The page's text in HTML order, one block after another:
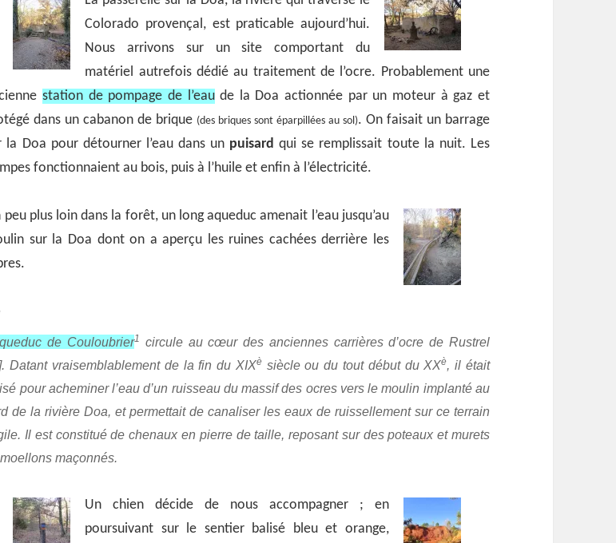
Colorado provençal, est praticable aujourd’hui.
Nous arrivons sur un site comportant du
matériel autrefois dédié au traitement de l’ocre. Probablement une
station de pompage de l’eaude la Doa actionnée par un moteur à gaz et
dans un cabanon de brique (des briques sont éparpillées au sol). On faisait un barrage
la Doa pour détourner l’eau dans un puisard qui se remplissait toute la nuit. Les
fonctionnaient au bois, puis à l’huile et enfin à l’électricité.
peu plus loin dans la forêt, un long aqueduc amenait l’eau jusqu’au
sur la Doa dont on a aperçu les ruines cachées derrière les
de Couloubrier1 circule au cœur des anciennes carrières d’ocre de Rustrel
Datant vraisemblablement de la fin du XIXèsiècle ou du tout début du XXè, il était
pour acheminer l’eau d’un ruisseau du massif des ocres vers le moulin implanté au
de la rivière Doa, et permettait de canaliser les eaux de ruissellement sur ce terrain
Il est constitué de chenaux en pierre de taille, reposant sur des poteaux et murets
maçonnés.
Un chien décide de nous accompagner ; en
poursuivant sur le sentier balisé bleu et orange,